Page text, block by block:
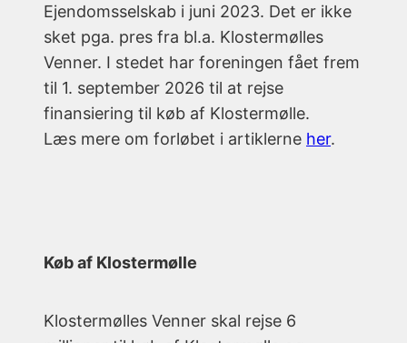
Ejendomsselskab i juni 2023. Det er ikke
sket pga. pres fra bl.a. Klostermølles
Venner. I stedet har foreningen fået frem
til 1. september 2026 til at rejse
finansiering til køb af Klostermølle.
Læs mere om forløbet i artiklerne her.
Køb af Klostermølle
Klostermølles Venner skal rejse 6